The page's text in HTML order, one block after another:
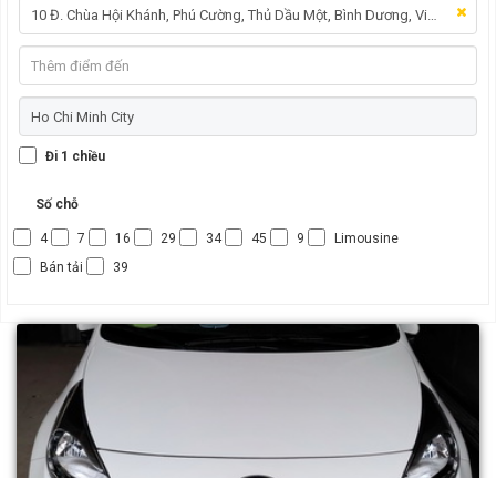
Đi 1 chiều
Số chỗ
4 7 16 29 34 45 9
Limousine
Bán tải
39